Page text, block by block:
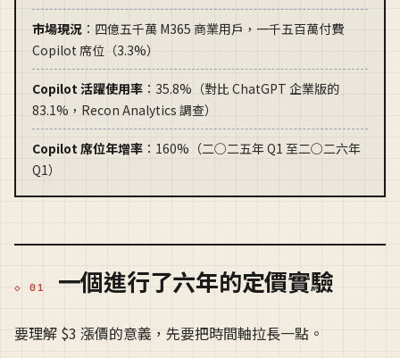
市場現況 ：四億五千萬 M365 商業用戶，一千五百萬付費
Copilot 席位（3.3%）
Copilot 活躍使用率 ：35.8%（對比 ChatGPT 企業版的
83.1%，Recon Analytics 調查）
Copilot 席位年增率 ：160%（二○二五年 Q1 至二○二六年
Q1）
一個進行了六年的定價實驗
要理解 $3 漲價的意義，先要把時間軸拉長一點。